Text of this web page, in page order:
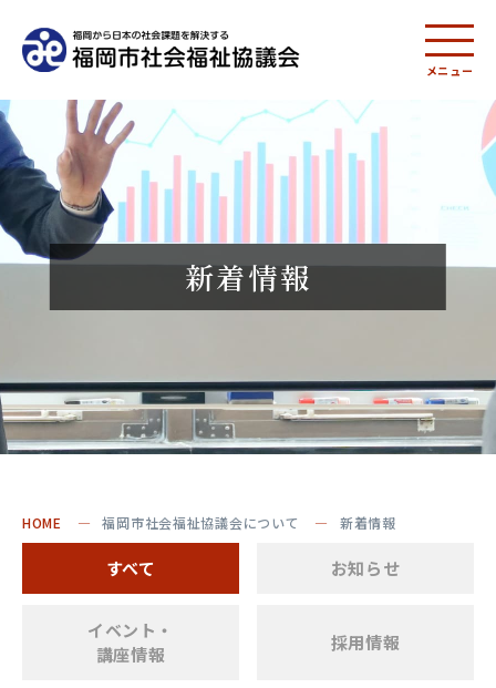
メニュー
新着情報
HOME 福岡市社会福祉協議会について 新着情報
すべて お知らせ
イベント・
講座情報
採用情報